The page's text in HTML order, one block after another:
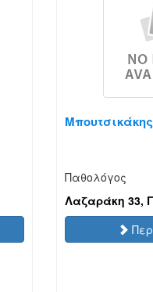
Παθολόγος
Λαζαράκη 33,